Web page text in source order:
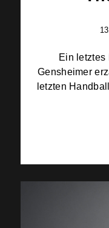
Ein letztes
Gensheimer
letzten